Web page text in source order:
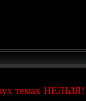
темах